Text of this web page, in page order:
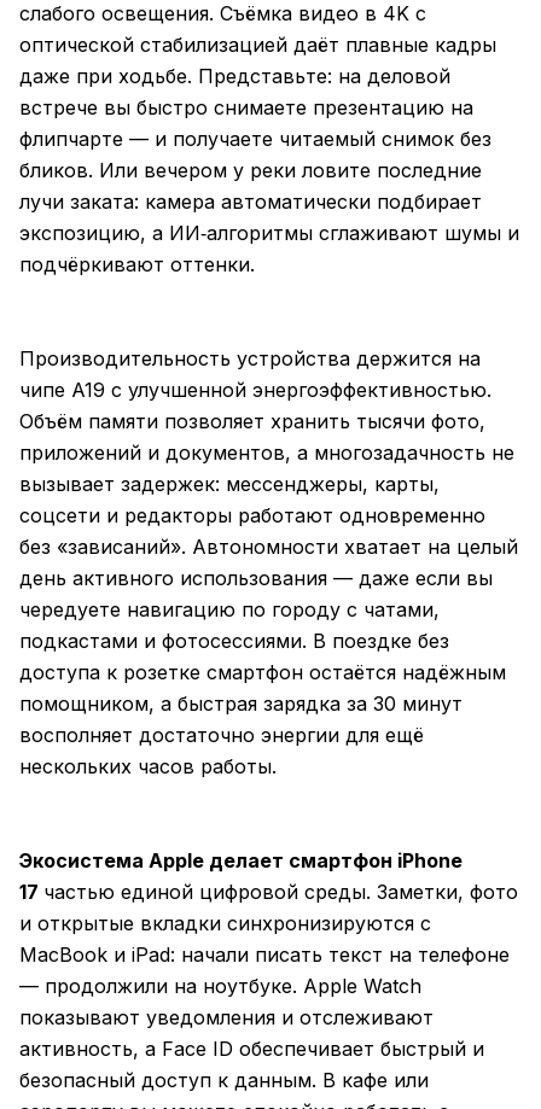
слабого освещения. Съёмка видео в 4K с
оптической стабилизацией даёт плавные кадры
даже при ходьбе. Представьте: на деловой
встрече вы быстро снимаете презентацию на
флипчарте — и получаете читаемый снимок без
бликов. Или вечером у реки ловите последние
лучи заката: камера автоматически подбирает
экспозицию, а ИИ‑алгоритмы сглаживают шумы и
подчёркивают оттенки.
Производительность устройства держится на
чипе A19 с улучшенной энергоэффективностью.
Объём памяти позволяет хранить тысячи фото,
приложений и документов, а многозадачность не
вызывает задержек: мессенджеры, карты,
соцсети и редакторы работают одновременно
без «зависаний». Автономности хватает на целый
день активного использования — даже если вы
чередуете навигацию по городу с чатами,
подкастами и фотосессиями. В поездке без
доступа к розетке смартфон остаётся надёжным
помощником, а быстрая зарядка за 30 минут
восполняет достаточно энергии для ещё
нескольких часов работы.
Экосистема Apple делает смартфон iPhone
17 частью единой цифровой среды. Заметки, фото
и открытые вкладки синхронизируются с
MacBook и iPad: начали писать текст на телефоне
— продолжили на ноутбуке. Apple Watch
показывают уведомления и отслеживают
активность, а Face ID обеспечивает быстрый и
безопасный доступ к данным. В кафе или